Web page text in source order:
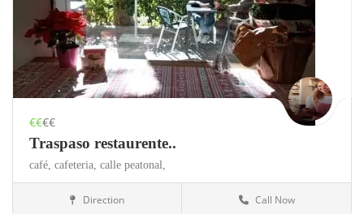
€€€€
Traspaso restaurente..
café, cafeteria, calle peatonal,
RestaurantesDirection Call Now